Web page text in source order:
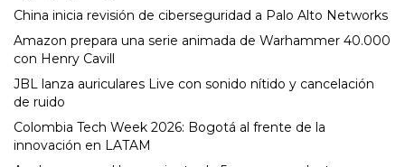
China inicia revisión de ciberseguridad a Palo Alto Networks
Amazon prepara una serie animada de Warhammer 40.000
con Henry Cavill
JBL lanza auriculares Live con sonido nítido y cancelación
de ruido
Colombia Tech Week 2026: Bogotá al frente de la
innovación en LATAM